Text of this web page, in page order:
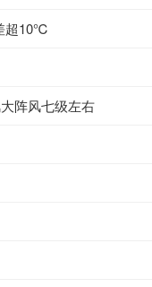
超10℃
阵风七级左右